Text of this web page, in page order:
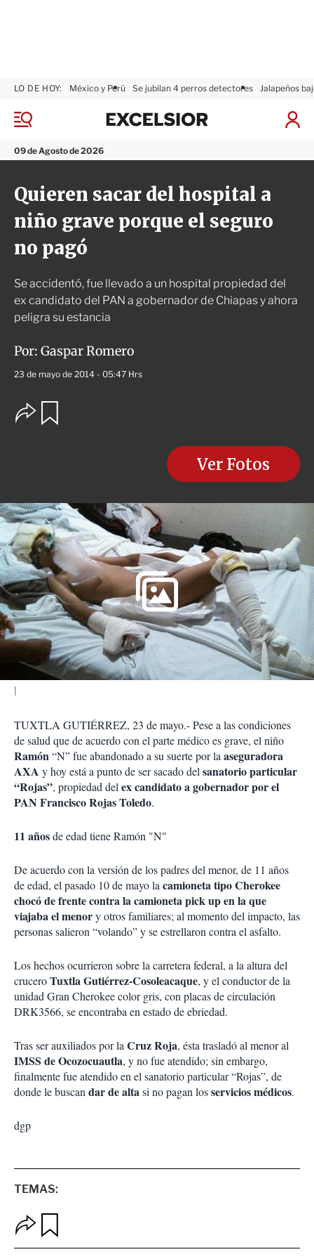
M
n
ú
09 de Agosto de 2026
LO DE HOY: México y Perú Se jubilan 4 perros detectores Jalapeños
I
x
l
i
o
r
Quieren sacar del hospital a
niño grave porque el seguro
no pagó
Se accidentó, fue llevado a un hospital propiedad del
ex candidato del PAN a gobernador de Chiapas y ahora
peligra su estancia
Por: Gaspar Romero
23 de mayo de 2014 - 05:47 Hrs
O
p
s
d
e
c
o
m
p
a
r
t
i
r
Ver Fotos
TUXTLA GUTIÉRREZ, 23 de mayo.- Pese a las condiciones
de salud que de acuerdo con el parte médico es grave, el niño
Ramón“N” fue abandonado a su suerte por la aseguradora
AXA y hoy está a punto de ser sacado del sanatorio particular
“Rojas”, propiedad del ex candidato a gobernador por el
PAN Francisco Rojas Toledo.
11 añosde edad tiene Ramón "N"
De acuerdo con la versión de los padres del menor, de 11 años
de edad, el pasado 10 de mayo la camioneta tipo Cherokee
chocó de frente contra la camioneta pick up en la que
viajaba el menory otros familiares; al momento del impacto, las
personas salieron “volando” y se estrellaron contra el asfalto.
Los hechos ocurrieron sobre la carretera federal, a la altura del
cruceroTuxtla Gutiérrez-Cosoleacaque, y el conductor de la
unidad Gran Cherokee color gris, con placas de circulación
DRK3566, se encontraba en estado de ebriedad.
Tras ser auxiliados por la Cruz Roja, ésta trasladó al menor al
IMSS de Ocozocuautla, y no fue atendido; sin embargo,
finalmente fue atendido en el sanatorio particular “Rojas”, de
donde le buscan dar de altasi no pagan losservicios médicos.
dgp
TEMAS:
p